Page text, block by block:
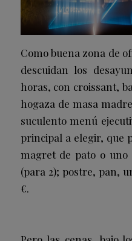
Como buena zona de
descuidan los
horas, con croissant,
hogaza de masa
suculento menú
principal a elegir, que
magret de pato o uno
(para 2); postre, pan,
€.